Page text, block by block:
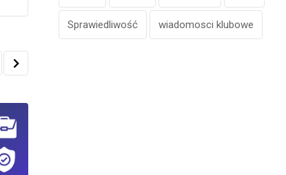
Sprawiedliwość wiadomosci klubowe